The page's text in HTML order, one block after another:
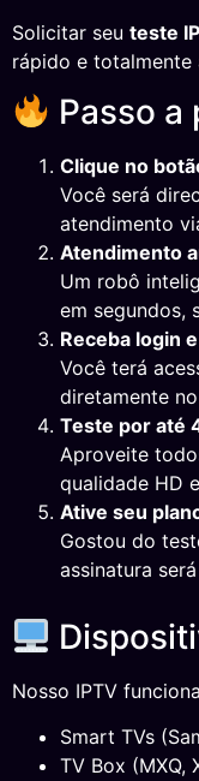
Solicitar seu teste
rápido e totalmente
Passo a
Clique no
Você será
atendimento
Atendimento
Um robô
em segundos,
Receba login
Você terá
diretamente
Teste por até
Aproveite
qualidade HD
Ative seu
Gostou do
assinatura
Nosso IPTV
Smart TVs
TV Box (MXQ,